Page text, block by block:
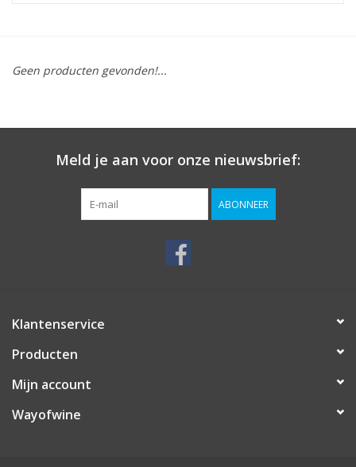
Geen producten gevonden!...
Meld je aan voor onze nieuwsbrief:
ABONNEER
Klantenservice
Producten
Mijn account
Wayofwine